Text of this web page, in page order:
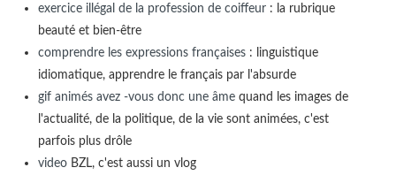
exercice illégal de la profession de coiffeur: la rubrique
beauté et bien-être
comprendre les expressions françaises: linguistique
idiomatique, apprendre le français par l'absurde
gif animés avez -vous donc une âmequand les images de
l'actualité, de la politique, de la vie sont animées, c'est
parfois plus drôle
videoBZL, c'est aussi un vlog